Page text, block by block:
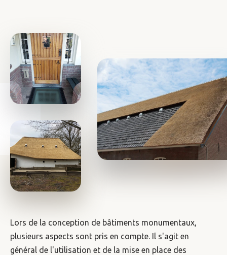
Lors de la conception de bâtiments monumentaux,
plusieurs aspects sont pris en compte. Il s'agit en
général de l'utilisation et de la mise en place des